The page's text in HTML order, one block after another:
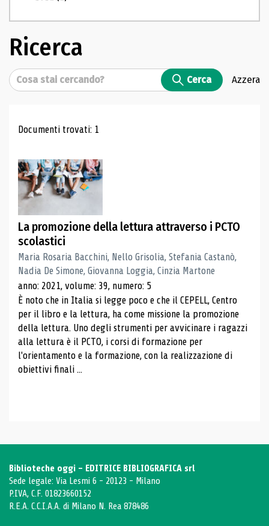
Ricerca
Cerca Cerca Azzera
Risultati di ricerca
Documenti trovati: 1
La promozione della lettura attraverso i PCTO
scolastici
Maria Rosaria Bacchini, Nello Grisolia, Stefania Castanò,
Nadia De Simone, Giovanna Loggia, Cinzia Martone
anno: 2021, volume: 39, numero: 5
È noto che in Italia si legge poco e che il CEPELL, Centro
per il libro e la lettura, ha come missione la promozione
della lettura. Uno degli strumenti per avvicinare i ragazzi
alla lettura è il PCTO, i corsi di formazione per
l'orientamento e la formazione, con la realizzazione di
obiettivi finali ...
Biblioteche oggi - EDITRICE BIBLIOGRAFICA srl
Sede legale: Via Lesmi 6 - 20123 - Milano
P.IVA, C.F. 01823660152
R.E.A. C.C.I.A.A. di Milano N. Rea 878486